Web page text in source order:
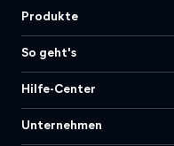
Produkte
So geht's
Hilfe-Center
Unternehmen